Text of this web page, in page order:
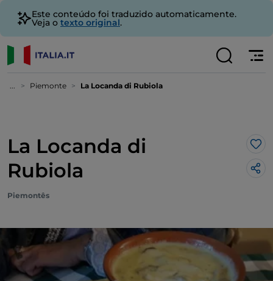
Este conteúdo foi traduzido automaticamente.
Veja o texto original.
... Piemonte La Locanda di Rubiola
La Locanda di
Rubiola
Piemontês